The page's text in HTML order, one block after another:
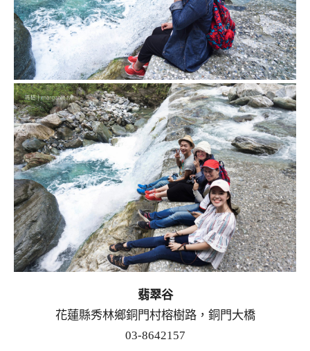
翡翠谷
花蓮縣秀林鄉銅門村榕樹路，銅門大橋
03-8642157